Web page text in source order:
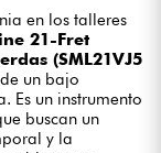
en los talleres
21-Fret
(SML21VJ5
un bajo
Es un instrumento
buscan un
y la